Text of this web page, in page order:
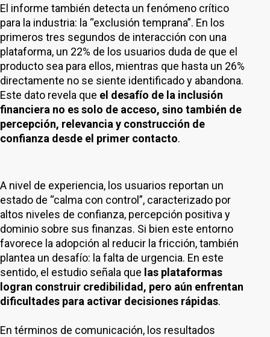
El informe también detecta un fenómeno crítico
para la industria: la “exclusión temprana”. En los
primeros tres segundos de interacción con una
plataforma, un 22% de los usuarios duda de que el
producto sea para ellos, mientras que hasta un 26%
directamente no se siente identificado y abandona.
Este dato revela que el desafío de la inclusión
financiera no es solo de acceso, sino también de
percepción, relevancia y construcción de
confianza desde el primer contacto.
A nivel de experiencia, los usuarios reportan un
estado de “calma con control”, caracterizado por
altos niveles de confianza, percepción positiva y
dominio sobre sus finanzas. Si bien este entorno
favorece la adopción al reducir la fricción, también
plantea un desafío: la falta de urgencia. En este
sentido, el estudio señala que las plataformas
logran construir credibilidad, pero aún enfrentan
dificultades para activar decisiones rápidas.
En términos de comunicación, los resultados